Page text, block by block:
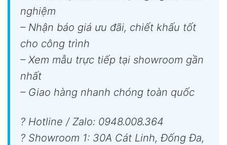
nghiệm
– Nhận báo giá ưu đãi, chiết khấu tốt
cho công trình
– Xem mẫu trực tiếp tại showroom gần
nhất
– Giao hàng nhanh chóng toàn quốc
? Hotline / Zalo: 0948.008.364
? Showroom 1: 30A Cát Linh, Đống Đa,